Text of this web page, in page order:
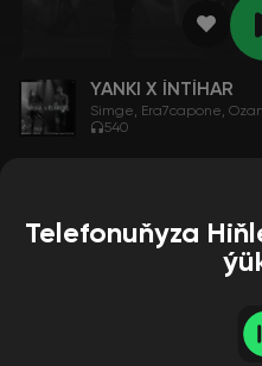
YANKI X İNTİHAR
Simge Era7capone
540
Telefonuňyza